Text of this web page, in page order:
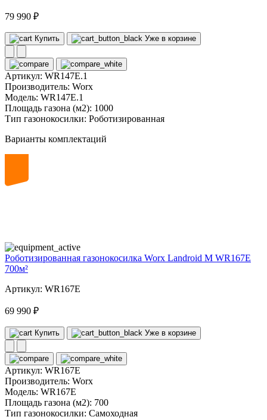
79 990 ₽
Купить Уже в корзине
Артикул: WR147E.1
Производитель: Worx
Модель: WR147E.1
Площадь газона (м2): 1000
Тип газонокосилки: Роботизированная
Варианты комплектаций
Роботизированная газонокосилка Worx Landroid M WR167E
700м²
Артикул: WR167E
69 990 ₽
Купить Уже в корзине
Артикул: WR167E
Производитель: Worx
Модель: WR167E
Площадь газона (м2): 700
Тип газонокосилки: Самоходная